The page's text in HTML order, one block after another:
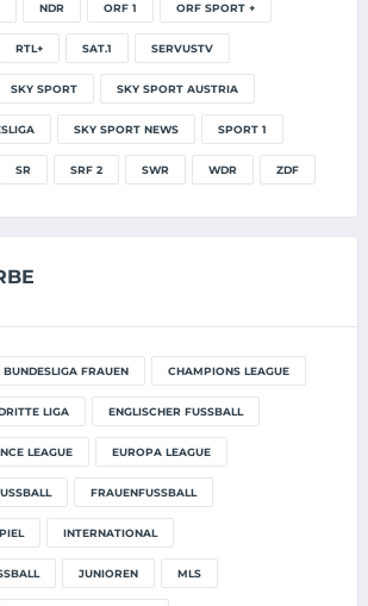
NDR ORF 1 ORF SPORT +
RTL+ SAT.1 SERVUSTV
SKY SPORT SKY SPORT AUSTRIA
SKY SPORT NEWS SPORT 1
SR SRF 2 SWR WDR ZDF
BUNDESLIGA FRAUEN CHAMPIONS LEAGUE
LIGA ENGLISCHER FUSSBALL
LEAGUE EUROPA LEAGUE
FRAUENFUSSBALL
INTERNATIONAL
JUNIOREN MLS